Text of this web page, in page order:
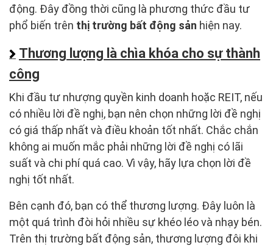
động. Đây đồng thời cũng là phương thức đầu tư
phổ biến trên thị trường bất động sản hiện nay.
Thương lượng là chìa khóa cho sự thành
công
Khi đầu tư nhượng quyền kinh doanh hoặc REIT, nếu
có nhiều lời đề nghị, bạn nên chọn những lời đề nghị
có giá thấp nhất và điều khoản tốt nhất. Chắc chắn
không ai muốn mắc phải những lời đề nghị có lãi
suất và chi phí quá cao. Vì vậy, hãy lựa chọn lời đề
nghị tốt nhất.
Bên cạnh đó, bạn có thể thương lượng. Đây luôn là
một quá trình đòi hỏi nhiều sự khéo léo và nhạy bén.
Trên thị trường bất động sản, thương lượng đôi khi